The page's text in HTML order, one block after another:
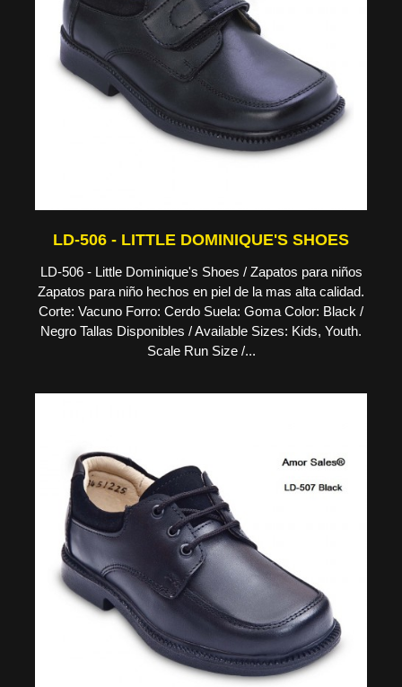
LD-506 - LITTLE DOMINIQUE'S SHOES
LD-506 - Little Dominique's Shoes / Zapatos para niños
Zapatos para niño hechos en piel de la mas alta calidad.
Corte: Vacuno Forro: Cerdo Suela: Goma Color: Black /
Negro Tallas Disponibles / Available Sizes: Kids, Youth.
Scale Run Size /...